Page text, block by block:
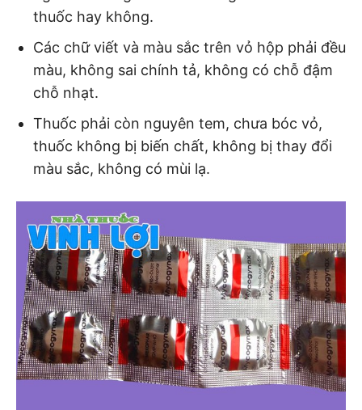
thuốc hay không.
Các chữ viết và màu sắc trên vỏ hộp phải đều
màu, không sai chính tả, không có chỗ đậm
chỗ nhạt.
Thuốc phải còn nguyên tem, chưa bóc vỏ,
thuốc không bị biến chất, không bị thay đổi
màu sắc, không có mùi lạ.